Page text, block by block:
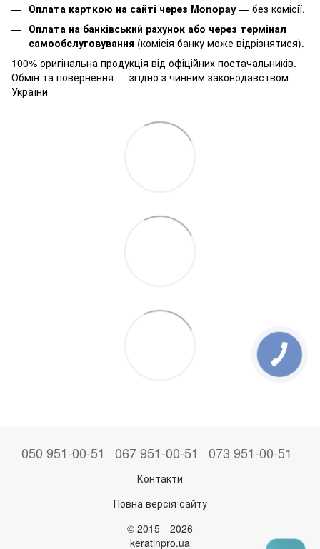
Оплата карткою на сайті через Monopay — без комісії.
Оплата на банківський рахунок або через термінал
самообслуговування (комісія банку може відрізнятися).
100% оригінальна продукція від офіційних постачальників.
Обмін та повернення — згідно з чинним законодавством
України
050 951-00-51 067 951-00-51 073 951-00-51
Контакти
Повна версія сайту
© 2015—2026
keratinpro.ua